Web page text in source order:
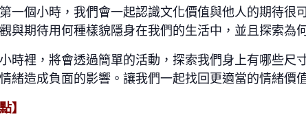
一個小時，我們會一起認識文化價值與他人的期待
與期待用何種樣貌隱身在我們的生活中，並且探索為
時裡，將會透過簡單的活動，探索我們身上有哪些
緒造成負面的影響。讓我們一起找回更適當的情緒價
】